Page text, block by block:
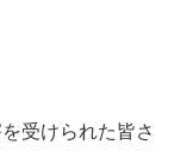
受けられた皆さ